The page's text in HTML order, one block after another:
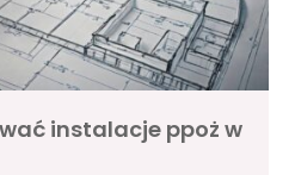
instalacje ppoż w